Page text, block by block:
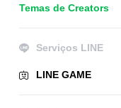
Temas de Creators
Serviços LINE
LINE GAME